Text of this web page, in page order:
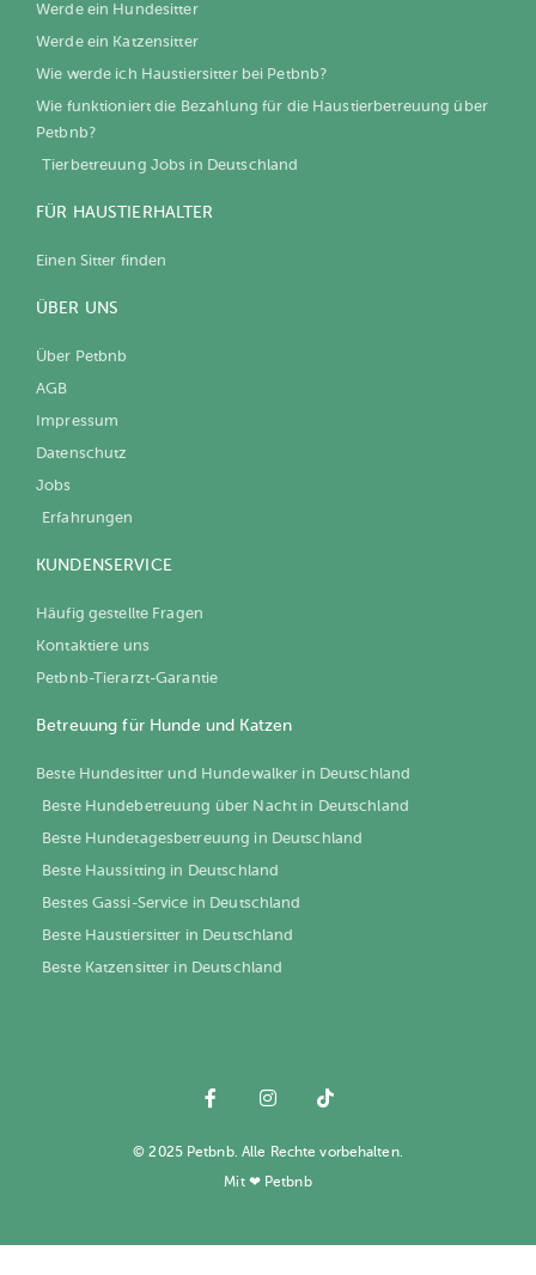
Werde ein Hundesitter
Werde ein Katzensitter
Wie werde ich Haustiersitter bei Petbnb?
Wie funktioniert die Bezahlung für die Haustierbetreuung über
Petbnb?
Tierbetreuung Jobs in Deutschland
FÜR HAUSTIERHALTER
Einen Sitter finden
ÜBER UNS
Über Petbnb
AGB
Impressum
Datenschutz
Jobs
Erfahrungen
KUNDENSERVICE
Häufig gestellte Fragen
Kontaktiere uns
Petbnb-Tierarzt-Garantie
Betreuung für Hunde und Katzen
Beste Hundesitter und Hundewalker in Deutschland
Beste Hundebetreuung über Nacht in Deutschland
Beste Hundetagesbetreuung in Deutschland
Beste Haussitting in Deutschland
Bestes Gassi-Service in Deutschland
Beste Haustiersitter in Deutschland
Beste Katzensitter in Deutschland
© 2025 Petbnb. Alle Rechte vorbehalten.
Mit ❤ Petbnb